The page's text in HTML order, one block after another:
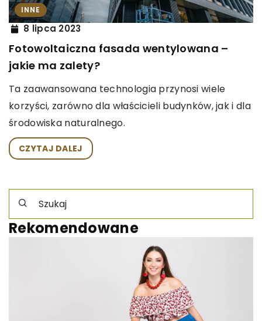
INNE
8 lipca 2023
Fotowoltaiczna fasada wentylowana –
jakie ma zalety?
Ta zaawansowana technologia przynosi wiele
korzyści, zarówno dla właścicieli budynków, jak i dla
środowiska naturalnego.
CZYTAJ DALEJ
Rekomendowane